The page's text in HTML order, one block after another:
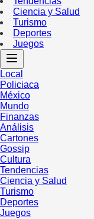
Ciencia y Salud
Turismo
Deportes
Juegos
Local
Policiaca
México
Mundo
Finanzas
Análisis
Cartones
Gossip
Cultura
Tendencias
Ciencia y Salud
Turismo
Deportes
Juegos